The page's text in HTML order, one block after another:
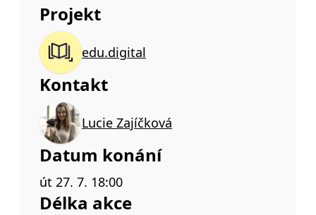
Projekt
edu.digital
Kontakt
Lucie Zajíčková
Datum konání
út 27. 7. 18:00
Délka akce